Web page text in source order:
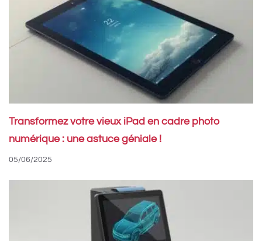
Transformez votre vieux iPad en cadre photo
numérique : une astuce géniale !
05/06/2025